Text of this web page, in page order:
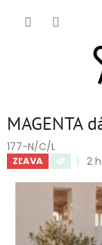
MAGENTA
177-N/C/L
ZĽAVA 🌿
5,0
5
2